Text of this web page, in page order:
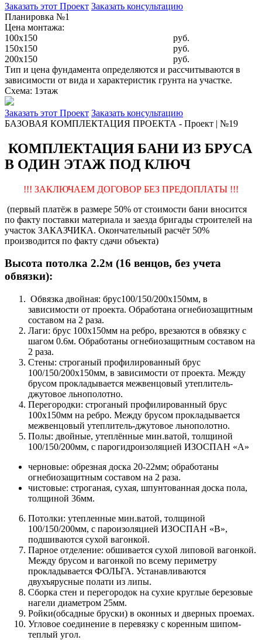
Заказать этот Проект Заказать консультацию
Планировка №1
Цена монтажа:
100x150
руб.
150x150
руб.
200x150
руб.
Тип и цена фундамента определяются и рассчитываются в
зависимости от вида и характеристик грунта на участке.
Схема: 1этаж
Заказать этот Проект Заказать консультацию
БАЗОВАЯ КОМПЛЕКТАЦИЯ ПРОЕКТА - Проект | №19
КОМПЛЕКТАЦИЯ БАНИ ИЗ БРУСА
В ОДИН ЭТАЖ ПОД КЛЮЧ
!!! ЗАКЛЮЧАЕМ ДОГОВОР БЕЗ ПРЕДОПЛАТЫ !!!
(первый платёж в размере 50% от стоимости бани вносится
по факту поставки материала и заезда бригады строителей на
участок ЗАКАЗЧИКА. Окончательный расчёт 50%
производится по факту сдачи объекта)
Высота потолка 2.2м (16 венцов, без учета
обвязки):
Обвязка двойная: брус100/150/200х150мм, в
зависимости от проекта. Обработана огнебиозащитным
составом на 2 раза.
Лаги: брус 100х150мм на ребро, врезаются в обвязку с
шагом 0.6м. Обработаны огнебиозащитным составом на
2 раза.
Стены: строганый профилированный брус
100/150/200х150мм, в зависимости от проекта. Между
брусом прокладывается межвенцовый утеплитель-
джутовое льнополотно.
Перегородки: строганый профилированный брус
100х150мм на ребро. Между брусом прокладывается
межвенцовый утеплитель-джутовое льнополотно.
Полы: двойные, утеплённые мин.ватой, толщиной
100/150/200мм, с парогидроизоляцией ИЗОСПАН «А»
черновые: обрезная доска 20-22мм; обработаны
огнебиозащитным составом на 2 раза.
чистовые: строганая, сухая, шпунтованная доска пола,
толщиной 36мм.
Потолки: утепленные мин.ватой, толщиной
100/150/200мм, с пароизоляцией ИЗОСПАН «В»,
подшиваются сухой вагонкой.
Парное отделение: обшивается сухой липовой вагонкой.
Между брусом и вагонкой по всему периметру
прокладывается ФОЛЬГА. Устанавливаются
двухъярусные полати из липы.
Сборка стен и перегородок на сухие круглые березовые
нагели диаметром 25мм.
Ройки(обсадные бруски) в оконных и дверных проемах.
Угловое соединение в перевязку с коренным шипом-
теплый угол.